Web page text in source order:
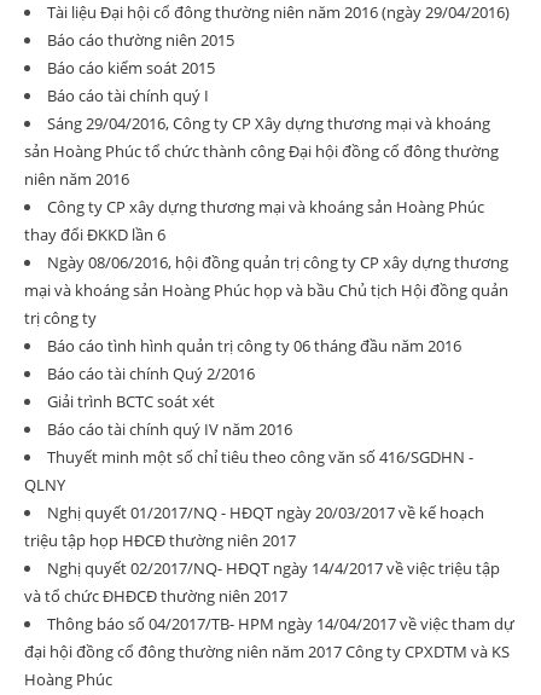
Tài liệu Đại hội cổ đông thường niên năm 2016 (ngày 29/04/2016)
Báo cáo thường niên 2015
Báo cáo kiểm soát 2015
Báo cáo tài chính quý I
Sáng 29/04/2016, Công ty CP Xây dựng thương mại và khoáng
sản Hoàng Phúc tổ chức thành công Đại hội đồng cổ đông thường
niên năm 2016
Công ty CP xây dựng thương mại và khoáng sản Hoàng Phúc
thay đổi ĐKKD lần 6
Ngày 08/06/2016, hội đồng quản trị công ty CP xây dựng thương
mại và khoáng sản Hoàng Phúc họp và bầu Chủ tịch Hội đồng quản
trị công ty
Báo cáo tình hình quản trị công ty 06 tháng đầu năm 2016
Báo cáo tài chính Quý 2/2016
Giải trình BCTC soát xét
Báo cáo tài chính quý IV năm 2016
Thuyết minh một số chỉ tiêu theo công văn số 416/SGDHN -
QLNY
Nghị quyết 01/2017/NQ - HĐQT ngày 20/03/2017 về kế hoạch
triệu tập họp HĐCĐ thường niên 2017
Nghị quyết 02/2017/NQ- HĐQT ngày 14/4/2017 về việc triệu tập
và tổ chức ĐHĐCĐ thường niên 2017
Thông báo số 04/2017/TB- HPM ngày 14/04/2017 về việc tham dự
đại hội đồng cổ đông thường niên năm 2017 Công ty CPXDTM và KS
Hoàng Phúc